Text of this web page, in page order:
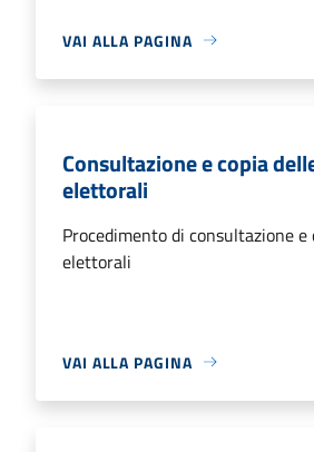
VAI ALLA PAGINA
Consultazione e copia
elettorali
Procedimento di consultazione
elettorali
VAI ALLA PAGINA